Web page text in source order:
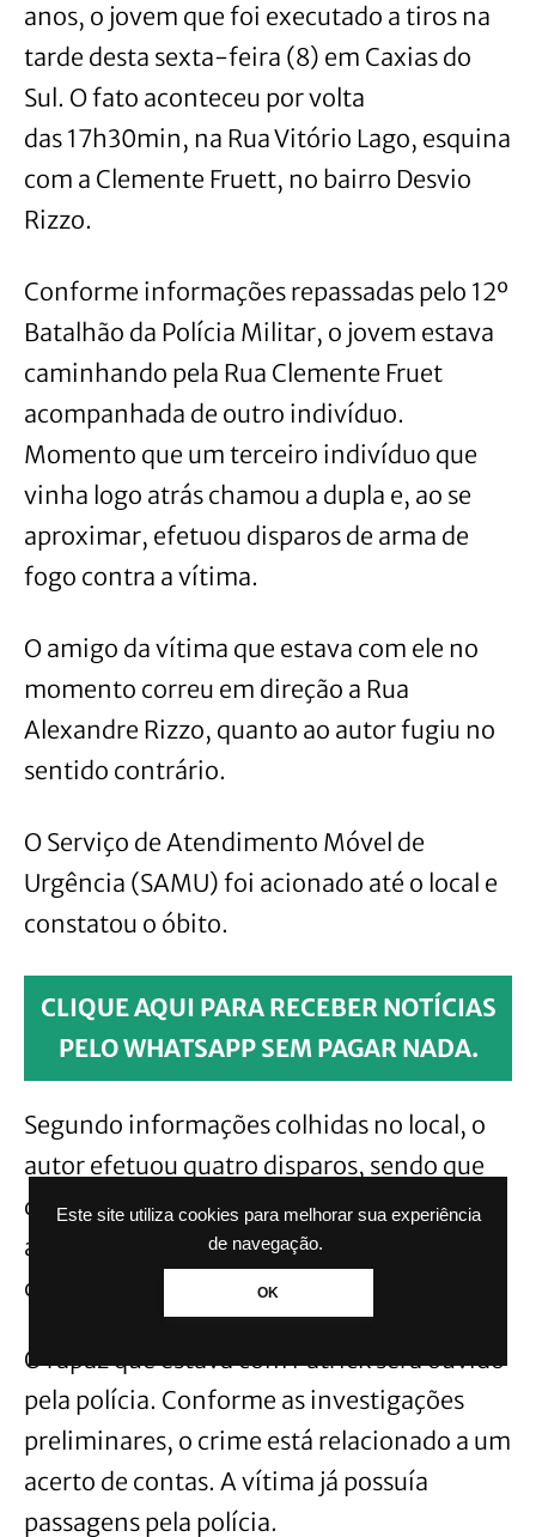
Este site utiliza cookies para melhorar sua experiência
de navegação.
OK
anos, o jovem que foi executado a tiros na
tarde desta sexta-feira (8) em Caxias do
Sul. O fato aconteceu por volta
das 17h30min, na Rua Vitório Lago, esquina
com a Clemente Fruett, no bairro Desvio
Rizzo.
Conforme informações repassadas pelo 12º
Batalhão da Polícia Militar, o jovem estava
caminhando pela Rua Clemente Fruet
acompanhada de outro indivíduo.
Momento que um terceiro indivíduo que
vinha logo atrás chamou a dupla e, ao se
aproximar, efetuou disparos de arma de
fogo contra a vítima.
O amigo da vítima que estava com ele no
momento correu em direção a Rua
Alexandre Rizzo, quanto ao autor fugiu no
sentido contrário.
O Serviço de Atendimento Móvel de
Urgência (SAMU) foi acionado até o local e
constatou o óbito.
CLIQUE AQUI PARA RECEBER NOTÍCIAS
PELO WHATSAPP SEM PAGAR NADA.
Segundo informações colhidas no local, o
autor efetuou quatro disparos, sendo que
dois acertaram Patrick pelas costas,
atravessando o abdômen. A arma usada no
crime foi uma calibre .40.
O rapaz que estava com Patrick será ouvido
pela polícia. Conforme as investigações
preliminares, o crime está relacionado a um
acerto de contas. A vítima já possuía
passagens pela polícia.